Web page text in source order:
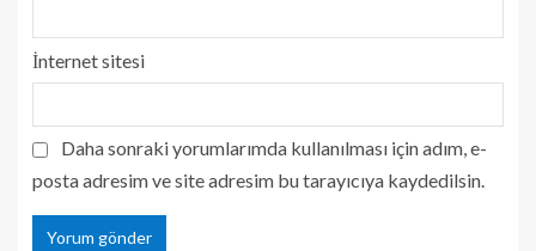
İnternet sitesi
Daha sonraki yorumlarımda kullanılması için adım, e-
posta adresim ve site adresim bu tarayıcıya kaydedilsin.